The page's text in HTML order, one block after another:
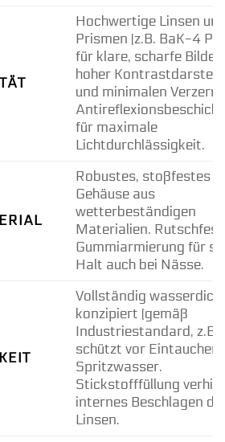
Hochwertige Linsen
Prismen (z.B. BaK-4
für klare, scharfe
hoher
und minimalen
für maximale
Lichtdurchlässigkeit.
Robustes, stoßfestes
Gehäuse aus
wetterbeständigen
Materialien.
Gummiarmierung für
Halt auch bei Nässe.
Vollständig
konzipiert (gemäß
Industriestandard, z.B.
schützt vor Eintauchen
Spritzwasser.
Stickstofffüllung
internes Beschlagen
Linsen.